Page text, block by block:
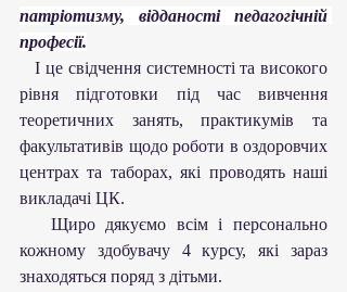
патріотизму, відданості педагогічній
професії.
   І це свідчення системності та високого
рівня підготовки під час вивчення
теоретичних занять, практикумів та
факультативів щодо роботи в оздоровчих
центрах та таборах, які проводять наші
викладачі ЦК.
кожному здобувачу 4 курсу, які зараз
знаходяться поряд з дітьми.